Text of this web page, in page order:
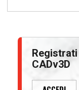
CADv3D